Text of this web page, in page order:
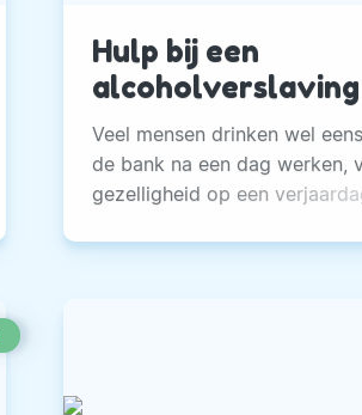
Hulp bij een
alcoholverslaving
Veel mensen drinken wel
de bank na een dag werken,
gezelligheid op een